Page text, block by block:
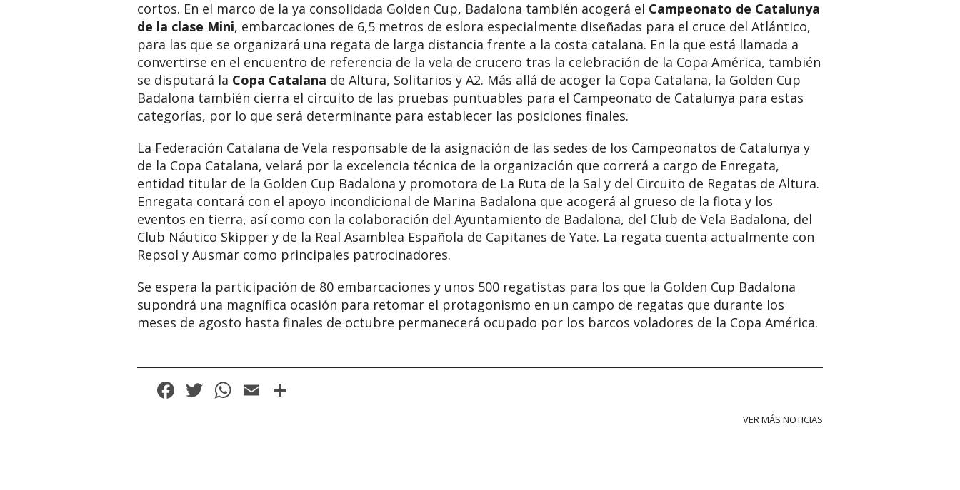
cortos. En el marco de la ya consolidada Golden Cup, Badalona también acogerá el Campeonato de Catalunya
de la clase Mini, embarcaciones de 6,5 metros de eslora especialmente diseñadas para el cruce del Atlántico,
para las que se organizará una regata de larga distancia frente a la costa catalana. En la que está llamada a
convertirse en el encuentro de referencia de la vela de crucero tras la celebración de la Copa América, también
se disputará la Copa Catalana de Altura, Solitarios y A2. Más allá de acoger la Copa Catalana, la Golden Cup
Badalona también cierra el circuito de las pruebas puntuables para el Campeonato de Catalunya para estas
categorías, por lo que será determinante para establecer las posiciones finales.
La Federación Catalana de Vela responsable de la asignación de las sedes de los Campeonatos de Catalunya y
de la Copa Catalana, velará por la excelencia técnica de la organización que correrá a cargo de Enregata,
entidad titular de la Golden Cup Badalona y promotora de La Ruta de la Sal y del Circuito de Regatas de Altura.
Enregata contará con el apoyo incondicional de Marina Badalona que acogerá al grueso de la flota y los
eventos en tierra, así como con la colaboración del Ayuntamiento de Badalona, del Club de Vela Badalona, del
Club Náutico Skipper y de la Real Asamblea Española de Capitanes de Yate. La regata cuenta actualmente con
Repsol y Ausmar como principales patrocinadores.
Se espera la participación de 80 embarcaciones y unos 500 regatistas para los que la Golden Cup Badalona
supondrá una magnífica ocasión para retomar el protagonismo en un campo de regatas que durante los
meses de agosto hasta finales de octubre permanecerá ocupado por los barcos voladores de la Copa América.
Facebook
Twitter
WhatsApp
Email
VER MÁS NOTICIAS